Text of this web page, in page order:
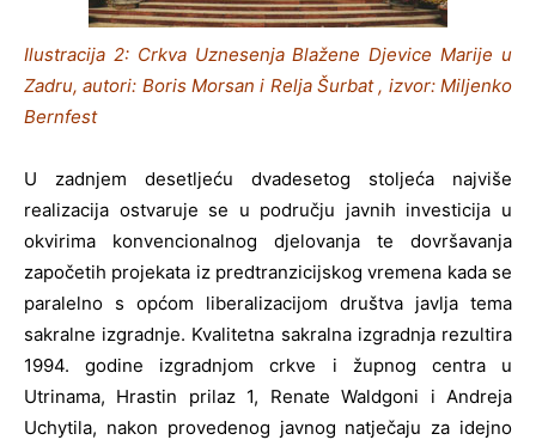
Ilustracija 2: Crkva Uznesenja Blažene Djevice Marije u
Zadru, autori: Boris Morsan i Relja Šurbat , izvor: Miljenko
Bernfest
U zadnjem desetljeću dvadesetog stoljeća najviše
realizacija ostvaruje se u području javnih investicija u
okvirima konvencionalnog djelovanja te dovršavanja
započetih projekata iz predtranzicijskog vremena kada se
paralelno s općom liberalizacijom društva javlja tema
sakralne izgradnje. Kvalitetna sakralna izgradnja rezultira
1994. godine izgradnjom crkve i župnog centra u
Utrinama, Hrastin prilaz 1, Renate Waldgoni i Andreja
Uchytila, nakon provedenog javnog natječaju za idejno